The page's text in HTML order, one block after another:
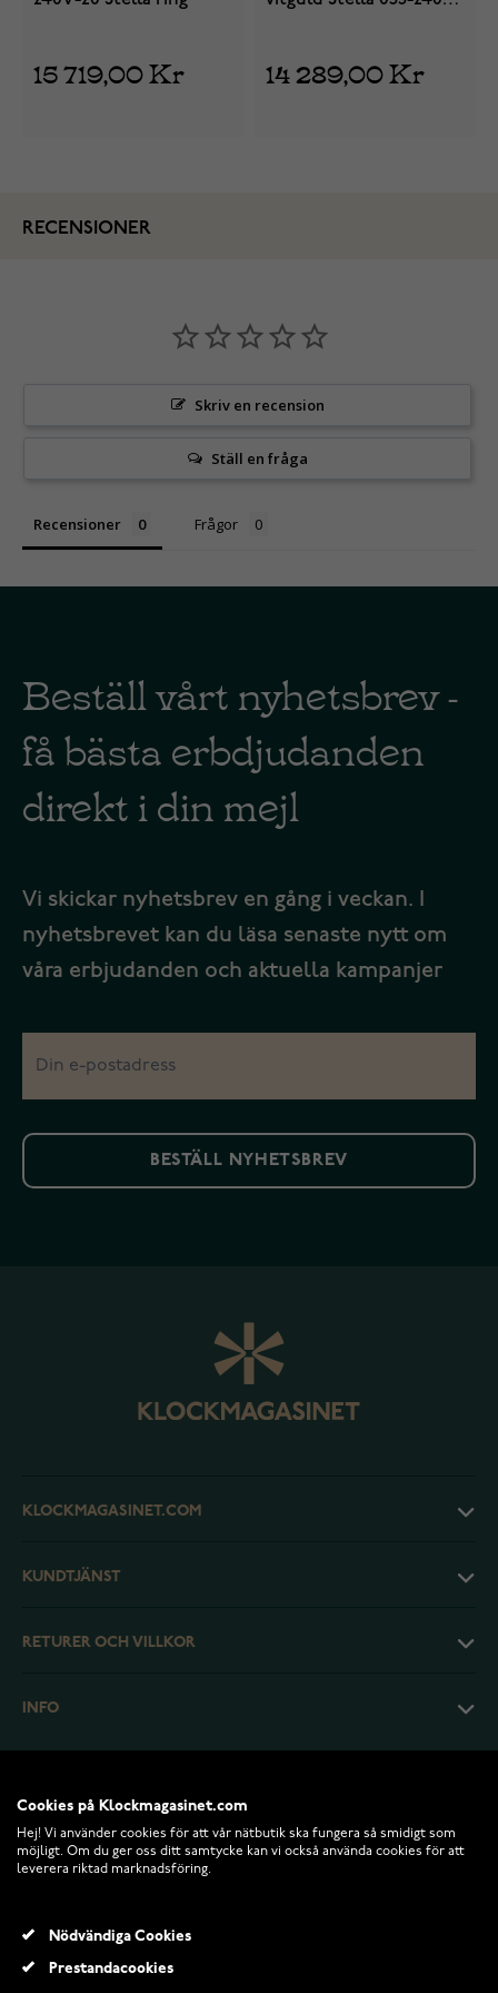
15 719,00 Kr 14 289,00 Kr
RECENSIONER
Skriv en recension
Ställ en fråga
Recensioner Frågor
Beställ vårt nyhetsbrev -
få bästa erbdjudanden
direkt i din mejl
Vi skickar nyhetsbrev en gång i veckan. I
nyhetsbrevet kan du läsa senaste nytt om
våra erbjudanden och aktuella kampanjer
BESTÄLL NYHETSBREV
KLOCKMAGASINET.COM
KUNDTJÄNST
RETURER OCH VILLKOR
INFO
© 2026 Klockmagasinet.com
Cookies på Klockmagasinet.com
Hej! Vi använder cookies för att vår nätbutik ska fungera så smidigt som
möjligt. Om du ger oss ditt samtycke kan vi också använda cookies för att
leverera riktad marknadsföring.
Nödvändiga Cookies
Prestandacookies